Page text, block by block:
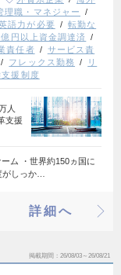
理職・マネジャー
語力が必要
転勤な
億円以上資金調達済
責任者
サービス責
フレックス勤務
リ
支援制度
人
支援
ム ・世界約150ヵ国に
がしっか…
詳細へ
掲載期間 26/08/03～26/08/21